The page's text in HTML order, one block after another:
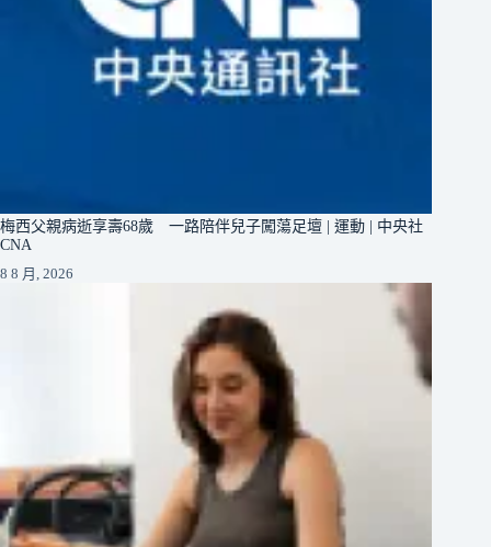
梅西父親病逝享壽68歲 一路陪伴兒子闖蕩足壇 | 運動 | 中央社
CNA
8 8 月, 2026